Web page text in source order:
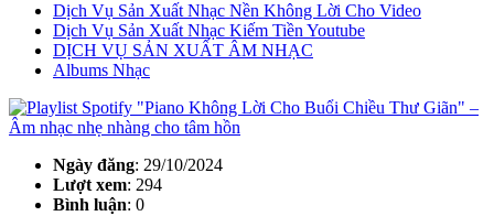
Dịch Vụ Sản Xuất Nhạc Nền Không Lời Cho Video
Dịch Vụ Sản Xuất Nhạc Kiếm Tiền Youtube
DỊCH VỤ SẢN XUẤT ÂM NHẠC
Albums Nhạc
Ngày đăng: 29/10/2024
Lượt xem: 294
Bình luận: 0